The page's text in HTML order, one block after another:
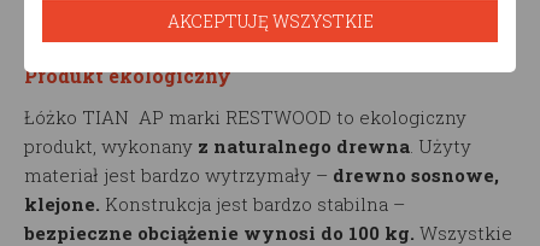
charakteru pomieszczeniu, w którym go ustawisz.
Produkt ekologiczny
Łóżko TIAN AP marki RESTWOOD to ekologiczny
produkt, wykonany z naturalnego drewna. Użyty
materiał jest bardzo wytrzymały – drewno sosnowe,
klejone. Konstrukcja jest bardzo stabilna –
bezpieczne obciążenie wynosi do 100 kg. Wszystkie
AKCEPTUJĘ WSZYSTKIE